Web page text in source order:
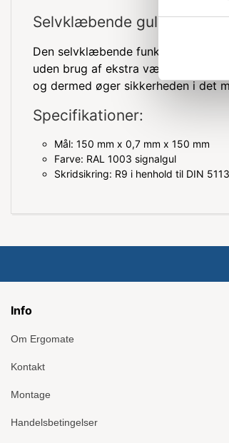
Selvklæbende
Den selvklæbende funktion gør det
uden brug af ekstra værktøj. Farven
og dermed øger sikkerheden i det
Specifikationer:
Mål: 150 mm x 0,7 mm x 150 mm
Farve: RAL 1003 signalgul
Skridsikring: R9 i henhold til DIN
Info
Om Ergomate
Kontakt
Montage
Handelsbetingelser